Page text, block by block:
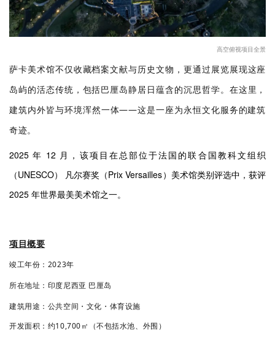
高空俯视项目全景
萨卡美术馆不仅收藏档案文献与历史文物，更通过展览展现这座
岛屿的活态传统，包括巴厘岛静居日蕴含的沉思哲学。在这里，
建筑内外皆与环境浑然一体——这是一座为永恒文化服务的建筑
奇迹。
2025 年 12 月，该项目在总部位于法国的联合国教科文组织
（UNESCO） 凡尔赛奖（Prix Versailles）美术馆类别评选中，获评
2025 年世界最美美术馆之一。
项目概要
竣工年份： 2023年
所在地址： 印度尼西亚 巴厘岛
建筑用途：公共空间・文化・体育设施
开发面积：约10,700㎡（不包括水池、外围）